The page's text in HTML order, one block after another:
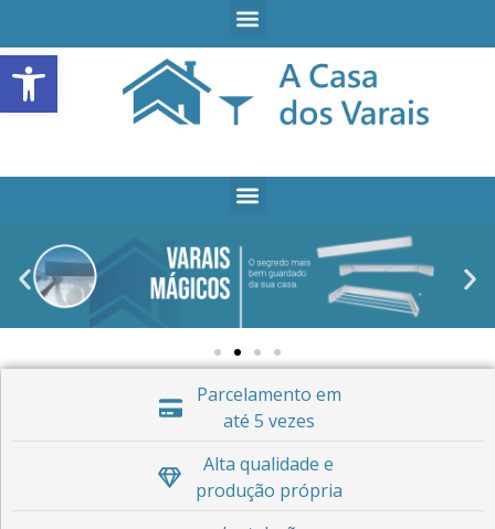
Open toolbar
Parcelamento em
até 5 vezes
Alta qualidade e
produção própria